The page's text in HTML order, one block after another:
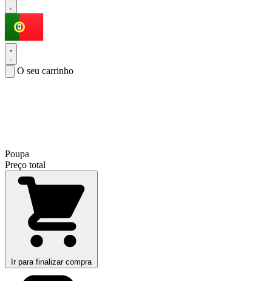
O seu carrinho
Poupa
Preço total
Ir para finalizar compra